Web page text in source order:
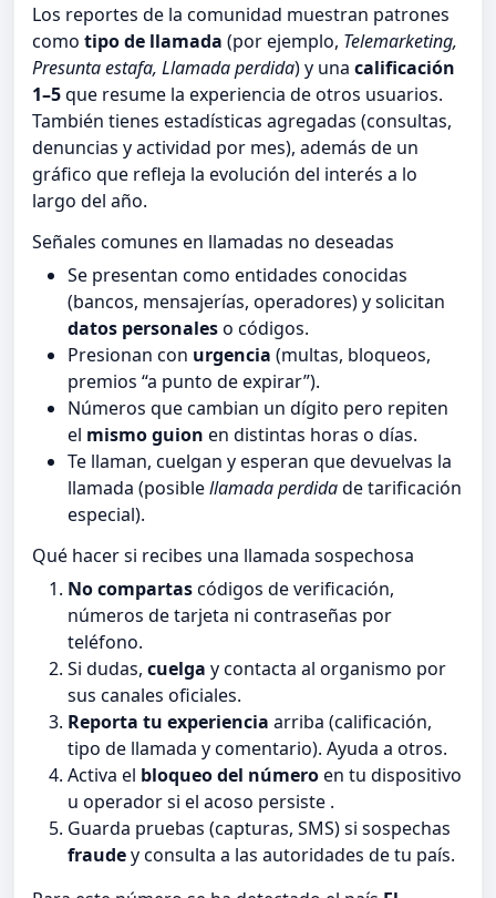
Los reportes de la comunidad muestran patrones
como tipo de llamada (por ejemplo, Telemarketing,
Presunta estafa, Llamada perdida) y una calificación
1–5que resume la experiencia de otros usuarios.
También tienes estadísticas agregadas (consultas,
denuncias y actividad por mes), además de un
gráfico que refleja la evolución del interés a lo
largo del año.
Señales comunes en llamadas no deseadas
Se presentan como entidades conocidas
(bancos, mensajerías, operadores) y solicitan
datos personaleso códigos.
Presionan con urgencia (multas, bloqueos,
premios “a punto de expirar”).
Números que cambian un dígito pero repiten
el mismo guion en distintas horas o días.
Te llaman, cuelgan y esperan que devuelvas la
llamada (posiblellamada perdidade tarificación
especial).
Qué hacer si recibes una llamada sospechosa
No compartascódigos de verificación,
números de tarjeta ni contraseñas por
teléfono.
Si dudas, cuelga y contacta al organismo por
sus canales oficiales.
Reporta tu experiencia arriba (calificación,
tipo de llamada y comentario). Ayuda a otros.
Activa el bloqueo del númeroen tu dispositivo
u operador si el acoso persiste .
Guarda pruebas (capturas, SMS) si sospechas
fraudey consulta a las autoridades de tu país.